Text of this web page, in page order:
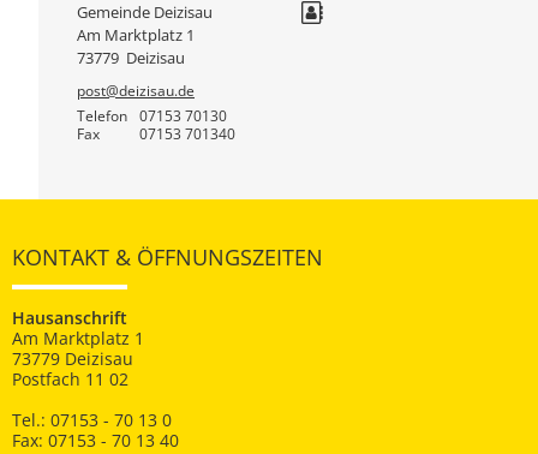
Gemeinde Deizisau
Am Marktplatz 1
73779 Deizisau
post@deizisau.de
Telefon
07153 70130
Fax 07153 701340
KONTAKT & ÖFFNUNGSZEITEN
Hausanschrift
Am Marktplatz 1
73779 Deizisau
Postfach 11 02
Tel.: 07153 - 70 13 0
Fax: 07153 - 70 13 40